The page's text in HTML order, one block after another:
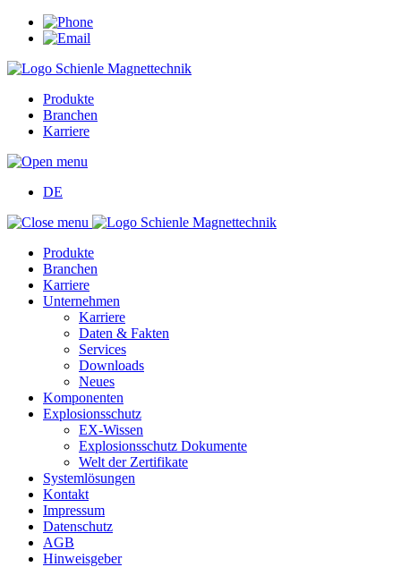
Produkte
Branchen
Karriere
DE
Produkte
Branchen
Karriere
Unternehmen
Karriere
Daten & Fakten
Services
Downloads
Neues
Komponenten
Explosionsschutz
EX-Wissen
Explosionsschutz Dokumente
Welt der Zertifikate
Systemlösungen
Kontakt
Impressum
Datenschutz
AGB
Hinweisgeber